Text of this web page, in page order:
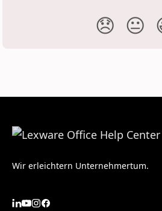
😞 😐
Wir erleichtern Unternehmertum.